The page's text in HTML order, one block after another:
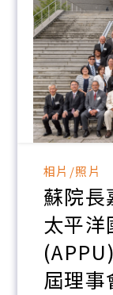
相片/照片
蘇院長
太平
屆理事